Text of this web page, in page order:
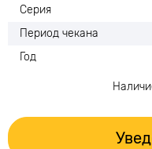
Серия
Период чекана
Год